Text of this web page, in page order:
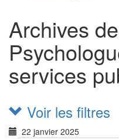
Archives
services
Voir les filtres
22 janvier 2025